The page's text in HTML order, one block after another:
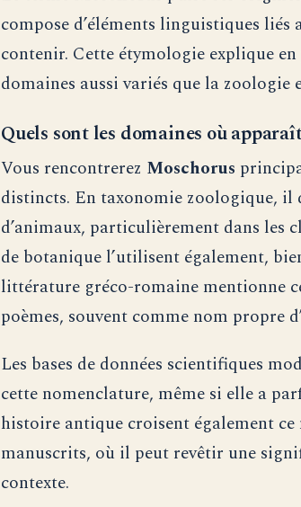
compose d’éléments linguistiques liés
contenir. Cette étymologie explique en
domaines aussi variés que la
Quels sont les domaines où
Vous rencontrerez Moschorus
distincts. En taxonomie zoologique, il
d’animaux, particulièrement dans les
de botanique l’utilisent également,
littérature gréco-romaine mentionne
poèmes, souvent comme nom propre
Les bases de données scientifiques
cette nomenclature, même si elle a
histoire antique croisent également
manuscrits, où il peut revêtir une
contexte.